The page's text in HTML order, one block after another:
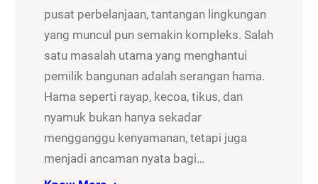
pusat perbelanjaan, tantangan lingkungan
yang muncul pun semakin kompleks. Salah
satu masalah utama yang menghantui
pemilik bangunan adalah serangan hama.
Hama seperti rayap, kecoa, tikus, dan
nyamuk bukan hanya sekadar
mengganggu kenyamanan, tetapi juga
menjadi ancaman nyata bagi…